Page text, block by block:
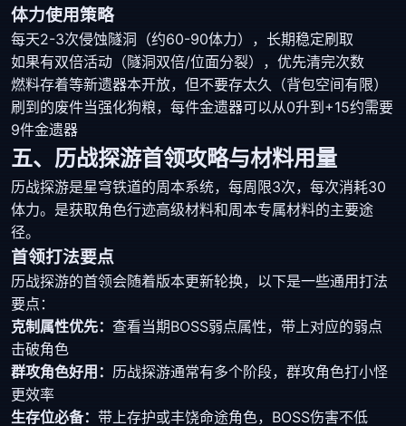
体力使用策略
每天2-3次侵蚀隧洞（约60-90体力），长期稳定刷取
如果有双倍活动（隧洞双倍/位面分裂），优先清完次数
燃料存着等新遗器本开放，但不要存太久（背包空间有限）
刷到的废件当强化狗粮，每件金遗器可以从0升到+15约需要
9件金遗器
五、历战探游首领攻略与材料用量
历战探游是星穹铁道的周本系统，每周限3次，每次消耗30
体力。是获取角色行迹高级材料和周本专属材料的主要途
径。
首领打法要点
历战探游的首领会随着版本更新轮换，以下是一些通用打法
要点：
克制属性优先： 查看当期BOSS弱点属性，带上对应的弱点
击破角色
群攻角色好用： 历战探游通常有多个阶段，群攻角色打小怪
更效率
生存位必备： 带上存护或丰饶命途角色，BOSS伤害不低